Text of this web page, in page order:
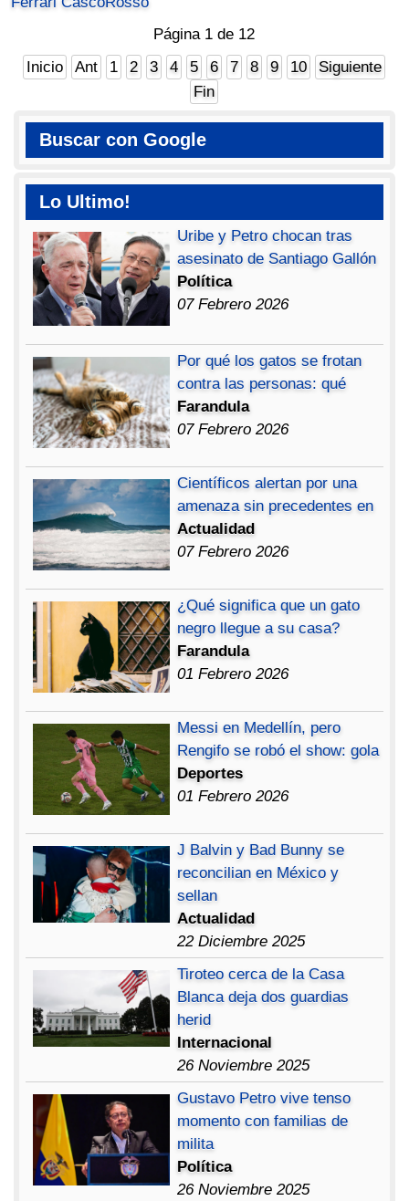
Página 1 de 12
Inicio
Ant 1 2 3 4 5 6 7 8 9 10
Siguiente
Fin
Buscar con Google
Lo Ultimo!
Uribe y Petro chocan tras
asesinato de Santiago Gallón
Política
07 Febrero 2026
Por qué los gatos se frotan
contra las personas: qué
Farandula
07 Febrero 2026
Científicos alertan por una
amenaza sin precedentes en
Actualidad
07 Febrero 2026
¿Qué significa que un gato
negro llegue a su casa?
Farandula
01 Febrero 2026
Messi en Medellín, pero
Rengifo se robó el show: gola
Deportes
01 Febrero 2026
J Balvin y Bad Bunny se
reconcilian en México y
sellan
Actualidad
22 Diciembre 2025
Tiroteo cerca de la Casa
Blanca deja dos guardias
herid
Internacional
26 Noviembre 2025
Gustavo Petro vive tenso
momento con familias de
milita
Política
26 Noviembre 2025